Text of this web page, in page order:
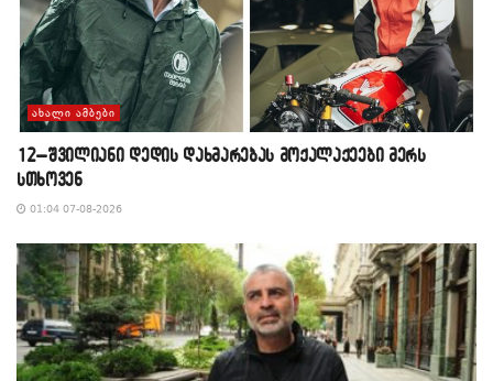
ᲐᲮᲐᲚᲘ ᲐᲛᲑᲔᲑᲘ
12–შვილიანი დედის დახმარებას მოქალაქეები მერს
სთხოვენ
01:04 07-08-2026